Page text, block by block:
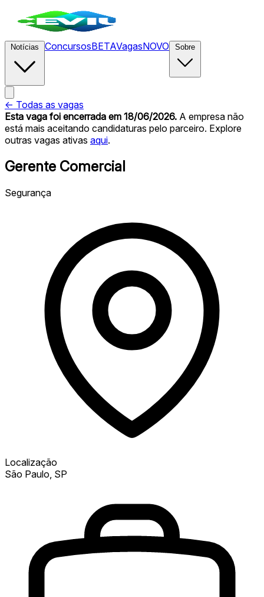
ConcursosBETAVagasNOVO
← Todas as vagas
Esta vaga foi encerrada em 18/06/2026. A empresa não
está mais aceitando candidaturas pelo parceiro. Explore
outras vagas ativas aqui.
Gerente Comercial
Segurança
Localização
São Paulo, SP